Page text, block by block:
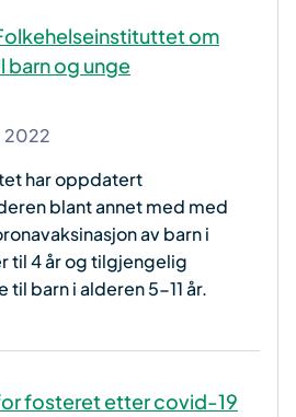
om
barn og unge
2022
har oppdatert
blant annet med med
av barn i
til 4 år og tilgjengelig
barn i alderen 5-11 år.
fosteret etter covid-19